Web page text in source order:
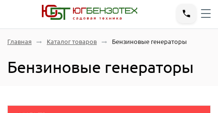
Главная Каталог товаров Бензиновые генераторы
Бензиновые генераторы